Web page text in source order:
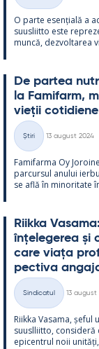
O parte esențială a
suus­liitto este
muncă, dez­vol­ta­rea
De par­tea
la Fa­mi­farm,
vieții co­ti­diene
Categorii
Știri
13 august 2024
Fa­mi­farma Oy
parcur­sul anu­lui
se află în mi­no­ri­tate
Riikka
înțe­le­ge­rea și
care viața
pec­tiva
Categorii
Sindicatul
13 august
Riikka Va­sama,
suusl­liitto,
epicent­rul noii